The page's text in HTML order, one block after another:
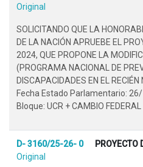
Original
SOLICITANDO QUE LA
DE LA NACIÓN APRUEBE EL
2024, QUE PROPONE LA
(PROGRAMA NACIONAL DE
DISCAPACIDADES EN EL RECIÉN
Fecha Estado Parlamentario:
Bloque: UCR + CAMBIO FEDERAL
D- 3160/25-26- 0 PROYECTO
Original